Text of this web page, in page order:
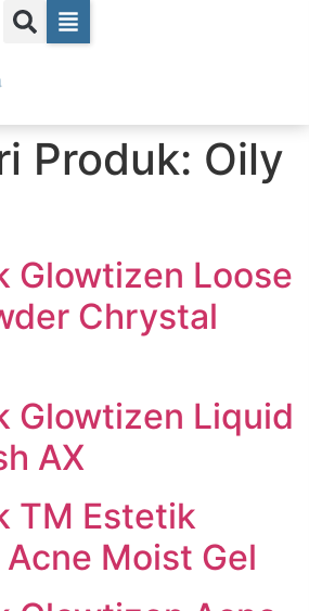
Produk: Oily
Glowtizen Loose
Chrystal
Glowtizen Liquid
AX
TM Estetik
Moist Gel